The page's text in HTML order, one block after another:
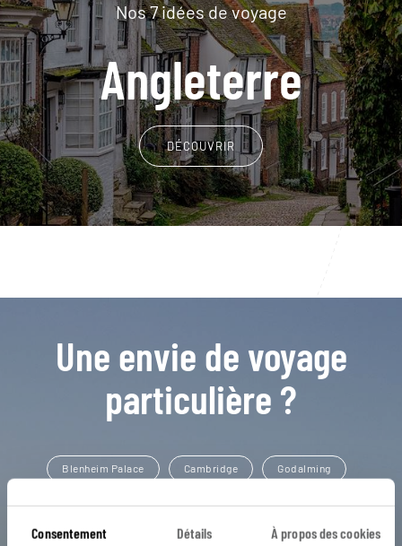
Consentement Détails À propos des cookies
Nos 7 idées de voyage
Angleterre
DÉCOUVRIR
Une envie de voyage
particulière ?
Blenheim Palace Cambridge Godalming
Londres Snowshill Bath Broadway
Highclere castle